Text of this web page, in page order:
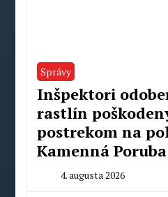
Správy
Inšpektori
rastlín
postrekom na
Kamenná Poruba
4. augusta 2026